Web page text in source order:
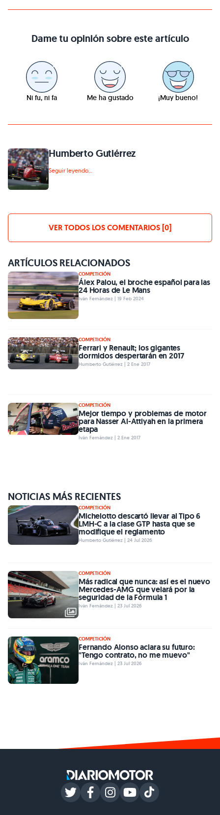
Dame tu opinión sobre este artículo
Ni fu, ni fa Me ha gustado ¡Muy bueno!
Humberto Gutiérrez
Seguir leyendo...
VER TODOS LOS COMENTARIOS [0]
ARTÍCULOS RELACIONADOS
COMPETICIÓN
Álex Palou, el broche español para las
24 Horas de Le Mans
Iván Fernández | 19 Feb 2024
COMPETICIÓN
Ferrari y Renault; los gigantes
dormidos despertarán en 2017
Humberto Gutiérrez | 2 Ene 2017
COMPETICIÓN
Mejor tiempo y problemas de motor
para Nasser Al-Attiyah en la primera
etapa
Iván Fernández | 2 Ene 2017
NOTICIAS MÁS RECIENTES
COMPETICIÓN
Michelotto descartó llevar al Tipo 6
LMH-C a la clase GTP hasta que se
modifique el reglamento
Humberto Gutiérrez | 24 Jul 2026
COMPETICIÓN
Más radical que nunca: así es el nuevo
Mercedes-AMG que velará por la
seguridad de la Fórmula 1
Iván Fernández | 23 Jul 2026
COMPETICIÓN
Fernando Alonso aclara su futuro:
"Tengo contrato, no me muevo"
Iván Fernández | 23 Jul 2026